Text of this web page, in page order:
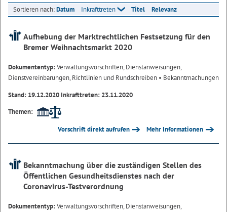
Sortieren nach:Datum Inkrafttreten Titel Relevanz
Aufhebung der Marktrechtlichen Festsetzung für den
Bremer Weihnachtsmarkt 2020
Dokumententyp:Verwaltungsvorschriften, Dienstanweisungen,
Dienstvereinbarungen, Richtlinien und Rundschreiben • Bekanntmachungen
Stand: 19.12.2020 Inkrafttreten: 23.11.2020
Themen:
Vorschrift direkt aufrufen Mehr Informationen
Bekanntmachung über die zuständigen Stellen des
Öffentlichen Gesundheitsdienstes nach der
Coronavirus-Testverordnung
Dokumententyp:Verwaltungsvorschriften, Dienstanweisungen,